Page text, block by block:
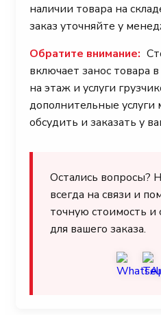
наличии товара на
заказ уточняйте у
Обратите внимание:
включает занос товара
на этаж и услуги
дополнительные
обсудить и заказать у
Остались
всегда на связи и
точную стоимость и
для вашего заказа.